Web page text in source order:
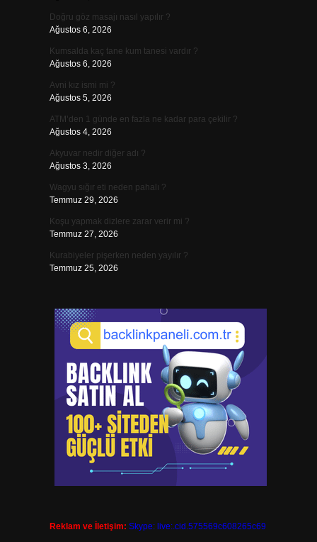
Doğru göz masajı nasıl yapılır ?
Ağustos 6, 2026
Kumsalda kaç tane kum tanesi vardır ?
Ağustos 6, 2026
Avni kız ismi mi ?
Ağustos 5, 2026
ATM’den 1 günde en fazla ne kadar para çekilir ?
Ağustos 4, 2026
Akyuvar nedir diğer adı ?
Ağustos 3, 2026
Wagyu sığır eti neden pahalı ?
Temmuz 29, 2026
Koşu yapmak dizlere zarar verir mi ?
Temmuz 27, 2026
Kurabiyeler pişerken neden yayılır ?
Temmuz 25, 2026
Reklam ve İletişim: Skype: live:.cid.575569c608265c69